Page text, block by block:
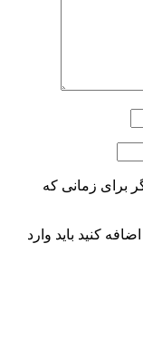
برای زمانی که
کنید باید وارد